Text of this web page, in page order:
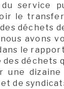
service
le
déchets
avons
le
déchets
une
de